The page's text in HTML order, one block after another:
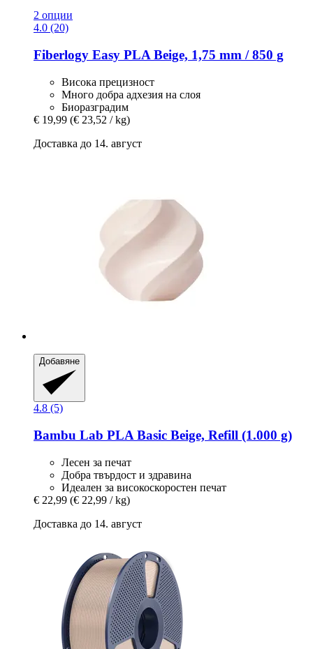
2 опции
4.0 (20)
Fiberlogy Easy PLA Beige, 1,75 mm / 850 g
Висока прецизност
Много добра адхезия на слоя
Биоразградим
€ 19,99 (€ 23,52 / kg)
Доставка до 14. август
Добавяне
4.8 (5)
Bambu Lab PLA Basic Beige, Refill (1.000 g)
Лесен за печат
Добра твърдост и здравина
Идеален за високоскоростен печат
€ 22,99 (€ 22,99 / kg)
Доставка до 14. август